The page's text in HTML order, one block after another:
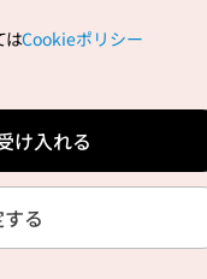
All Rights
はCookieポリシー
け入れる
る